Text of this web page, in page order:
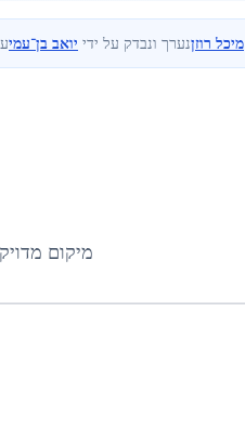
מיכל רוזןנערך ונבדק על ידי יואב בן־עמי
מיקום